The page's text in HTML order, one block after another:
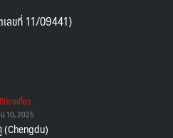
ลขที่ 11/09441)
ท่องเที่ยว
10, 2025
(Chengdu)